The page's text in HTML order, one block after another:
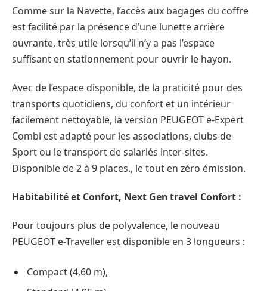
Comme sur la Navette, l’accès aux bagages du coffre
est facilité par la présence d’une lunette arrière
ouvrante, très utile lorsqu’il n’y a pas l’espace
suffisant en stationnement pour ouvrir le hayon.
Avec de l’espace disponible, de la praticité pour des
transports quotidiens, du confort et un intérieur
facilement nettoyable, la version PEUGEOT e-Expert
Combi est adapté pour les associations, clubs de
Sport ou le transport de salariés inter-sites.
Disponible de 2 à 9 places., le tout en zéro émission.
Habitabilité et Confort, Next Gen travel Confort :
Pour toujours plus de polyvalence, le nouveau
PEUGEOT e-Traveller est disponible en 3 longueurs :
Compact (4,60 m),